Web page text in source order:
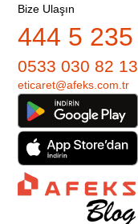
Bize Ulaşın
444 5 235
0533 030 82 13
eticaret@afeks.com.tr